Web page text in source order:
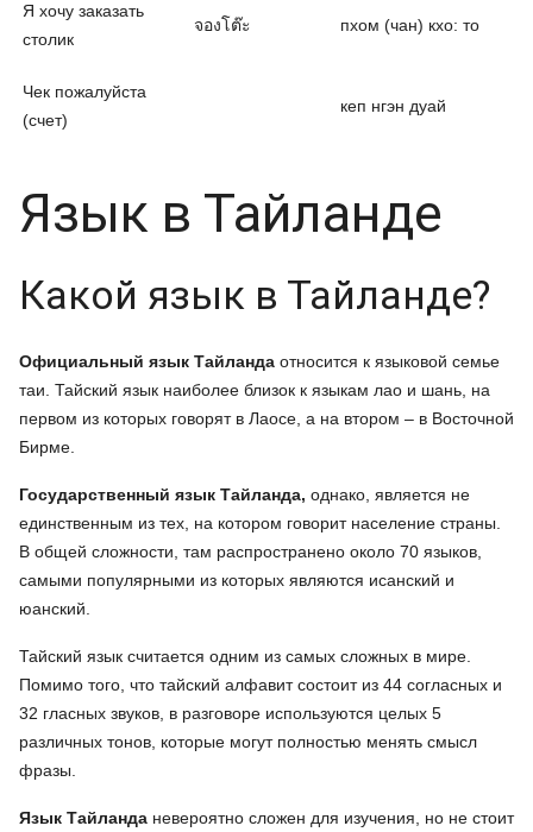
Я хочу заказать
столик
จองโต๊ะ пхом (чан) кхо: то
Чек пожалуйста
(счет)
кеп нгэн дуай
Язык в Тайланде
Какой язык в Тайланде?
Официальный язык Тайланда относится к языковой семье
таи. Тайский язык наиболее близок к языкам лао и шань, на
первом из которых говорят в Лаосе, а на втором – в Восточной
Бирме.
Государственный язык Тайланда, однако, является не
единственным из тех, на котором говорит население страны.
В общей сложности, там распространено около 70 языков,
самыми популярными из которых являются исанский и
юанский.
Тайский язык считается одним из самых сложных в мире.
Помимо того, что тайский алфавит состоит из 44 согласных и
32 гласных звуков, в разговоре используются целых 5
различных тонов, которые могут полностью менять смысл
фразы.
Язык Тайланда невероятно сложен для изучения, но не стоит